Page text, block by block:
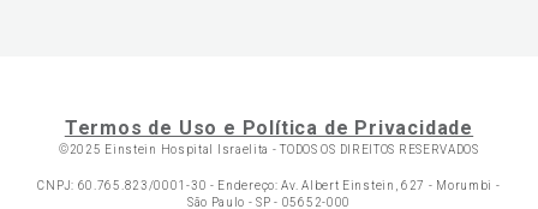
Termos de Uso e Política de Privacidade
©2025 Einstein Hospital Israelita -TODOS OS DIREITOS RESERVADOS
CNPJ: 60.765.823/0001-30 - Endereço: Av. Albert Einstein, 627 - Morumbi -
São Paulo - SP - 05652-000